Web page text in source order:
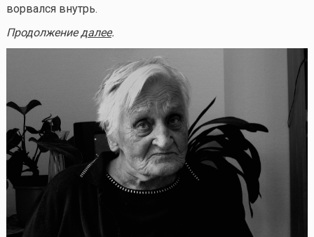
ворвался внутрь.
Продолжениедалее.